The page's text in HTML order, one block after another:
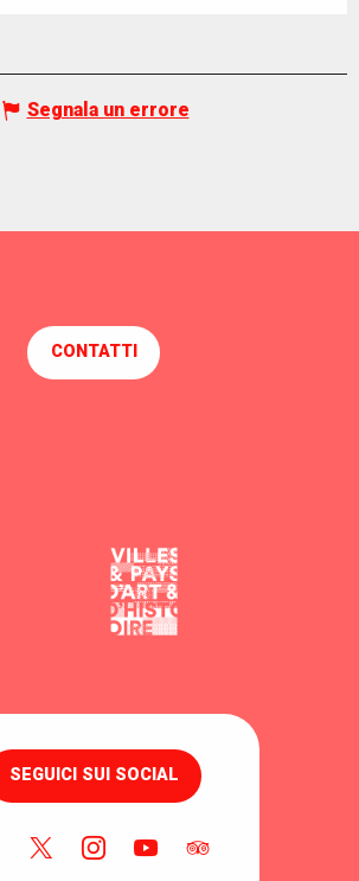
Segnala un errore
CONTATTI
SEGUICI SUI SOCIAL